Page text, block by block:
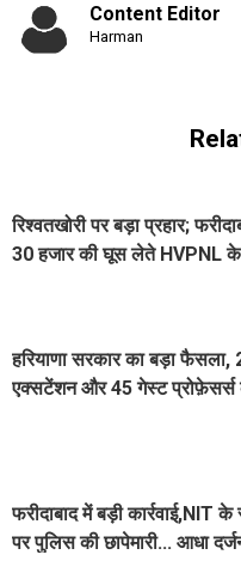
Content Editor
Harman
रिश्वतखोरी पर बड़ा प्रहार;
30 हजार की घूस लेते HVPNL के
हरियाणा सरकार का बड़ा फैसला,
एक्सटेंशन और 45 गेस्ट प्रोफ़ेसर्स
फरीदाबाद में बड़ी कार्रवाई,NIT
पर पुलिस की छापेमारी... आधा